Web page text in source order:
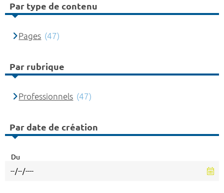
Par type de contenu
Pages (47)
Par rubrique
Professionnels (47)
Par date de création
Du